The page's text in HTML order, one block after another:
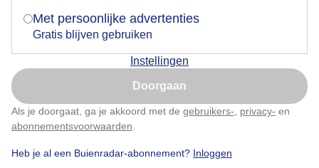
Met persoonlijke advertenties
Gratis blijven gebruiken
Instellingen
Doorgaan
Als je doorgaat, ga je akkoord met de gebruikers- privacy- en
abonnementsvoorwaarden
Heb je al een Buienradar-abonnement? Inloggen
Door: Jolanda Bakker Gemaakt: 12-10-2025, 42x bekeken
Zon
Nu niet, misschien later
Klik hierom dit aan te passen